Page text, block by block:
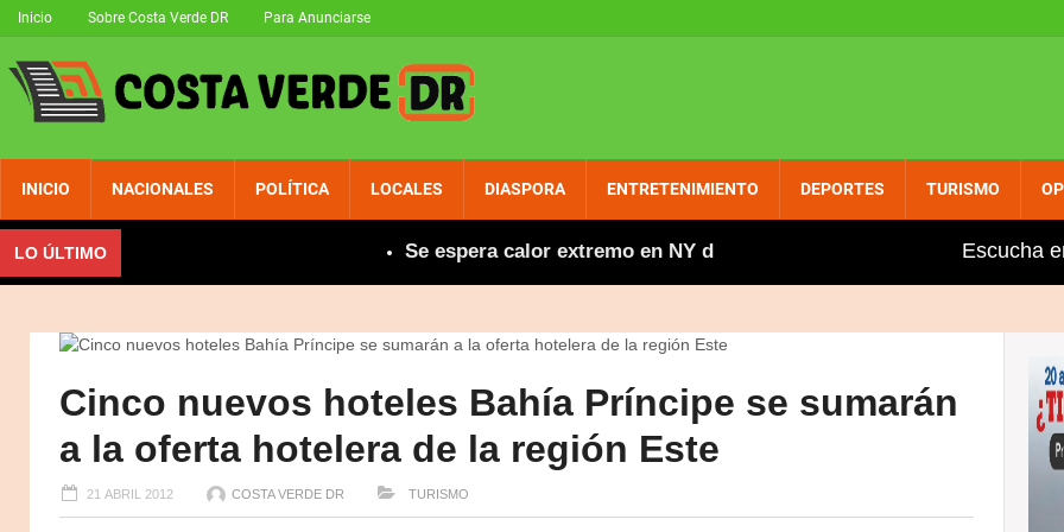
Inicio Sobre Costa Verde DR Para Anunciarse
INICIO NACIONALES POLÍTICA LOCALES DIASPORA ENTRETENIMIENTO DEPORTES TURISMO
LO ÚLTIMO Se espera calor extremo en NY durante los próximos días; se Escucha
Cinco nuevos hoteles Bahía Príncipe se sumarán
a la oferta hotelera de la región Este
21 ABRIL 2012 COSTA VERDE DR TURISMO